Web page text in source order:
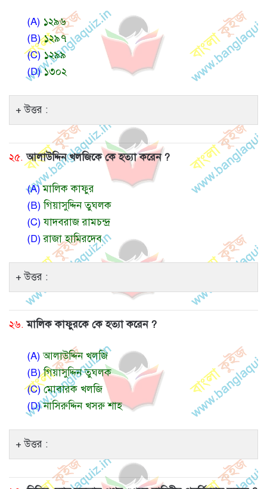
(A) ১২৯৬
(B)১২৯৭
(C) ১২৯৯
(D)১৩০২
উত্তর :
২৫. আলাউদ্দিন খলজিকে কে হত্যা করেন ?
(A)মালিক কাফুর
(B)গিয়াসুদ্দিন তুঘলক
(C)যাদবরাজ রামচন্দ্র
(D)রাজা হামিরদেব
উত্তর :
২৬. মালিক কাফুরকে কে হত্যা করেন ?
(A)আলাউদ্দিন খলজি
(B)গিয়াসুদ্দিন তুঘলক
(C)মোবারক খলজি
(D)নাসিরুদ্দিন খসরু শাহ
উত্তর :